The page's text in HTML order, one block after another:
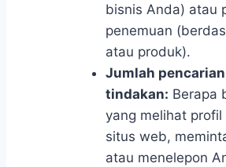
bisnis Anda) atau
penemuan
atau produk).
Jumlah
tindakan: Berapa
yang melihat
situs web,
atau menelepon